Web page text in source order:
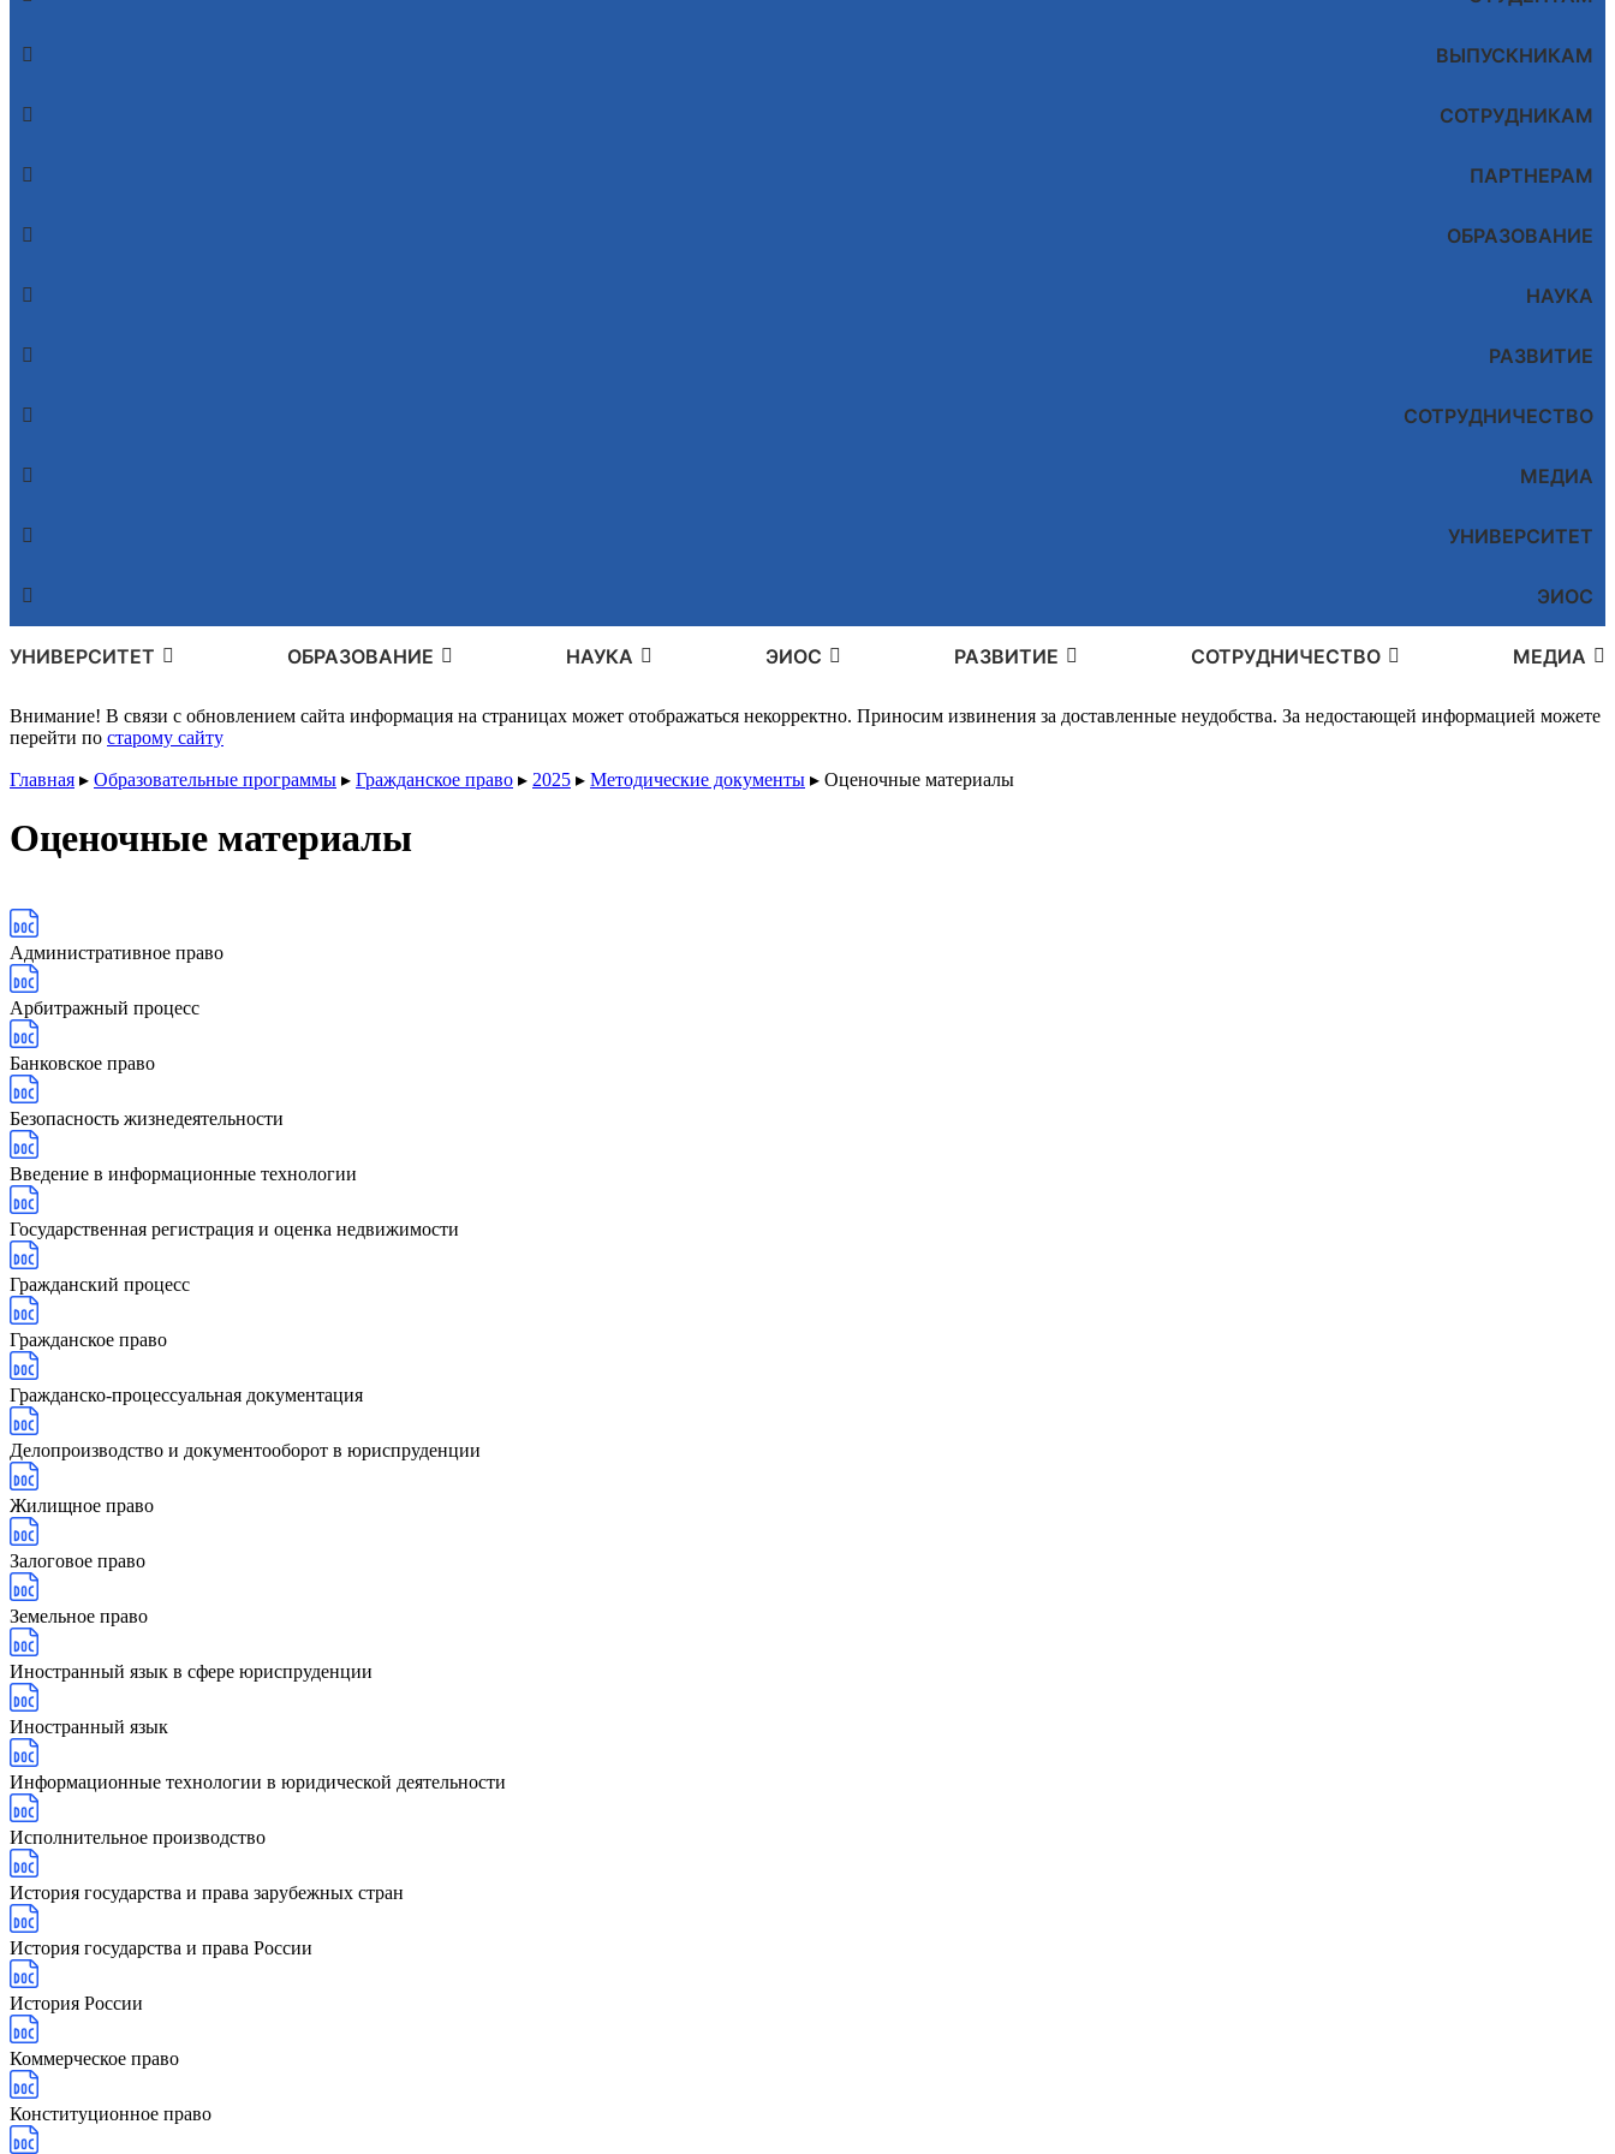
ВЫПУСКНИКАМ
СОТРУДНИКАМ
ПАРТНЕРАМ
ОБРАЗОВАНИЕ
НАУКА
РАЗВИТИЕ
СОТРУДНИЧЕСТВО
МЕДИА
УНИВЕРСИТЕТ
ЭИОС
УНИВЕРСИТЕТ ОБРАЗОВАНИЕ НАУКА ЭИОС РАЗВИТИЕ СОТРУДНИЧЕСТВО МЕДИА
Внимание! В связи с обновлением сайта информация на страницах может отображаться некорректно. Приносим извинения за доставленные неудобства. За недостающей информацией можете
перейти по старому сайту
Главная ▸ Образовательные программы ▸ Гражданское право ▸ 2025 ▸ Методические документы ▸ Оценочные материалы
Оценочные материалы
Административное право
Арбитражный процесс
Банковское право
Безопасность жизнедеятельности
Введение в информационные технологии
Государственная регистрация и оценка недвижимости
Гражданский процесс
Гражданское право
Гражданско-процессуальная документация
Делопроизводство и документооборот в юриспруденции
Жилищное право
Залоговое право
Земельное право
Иностранный язык в сфере юриспруденции
Иностранный язык
Информационные технологии в юридической деятельности
Исполнительное производство
История государства и права зарубежных стран
История государства и права России
История России
Коммерческое право
Конституционное право